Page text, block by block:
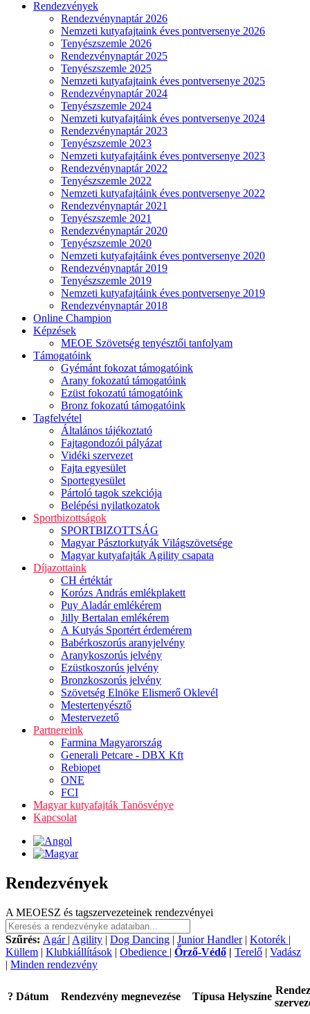
Rendezvények
Rendezvénynaptár 2026
Nemzeti kutyafajtaink éves pontversenye 2026
Tenyészszemle 2026
Rendezvénynaptár 2025
Tenyészszemle 2025
Nemzeti kutyafajtaink éves pontversenye 2025
Rendezvénynaptár 2024
Tenyészszemle 2024
Nemzeti kutyafajtáink éves pontversenye 2024
Rendezvénynaptár 2023
Tenyészszemle 2023
Nemzeti kutyafajtáink éves pontversenye 2023
Rendezvénynaptár 2022
Tenyészszemle 2022
Nemzeti kutyafajtáink éves pontversenye 2022
Rendezvénynaptár 2021
Tenyészszemle 2021
Rendezvénynaptár 2020
Tenyészszemle 2020
Nemzeti kutyafajtáink éves pontversenye 2020
Rendezvénynaptár 2019
Tenyészszemle 2019
Nemzeti kutyafajtáink éves pontversenye 2019
Rendezvénynaptár 2018
Online Champion
Képzések
MEOE Szövetség tenyésztői tanfolyam
Támogatóink
Gyémánt fokozat támogatóink
Arany fokozatú támogatóink
Ezüst fokozatú támogatóink
Bronz fokozatú támogatóink
Tagfelvétel
Általános tájékoztató
Fajtagondozói pályázat
Vidéki szervezet
Fajta egyesület
Sportegyesület
Pártoló tagok szekciója
Belépési nyilatkozatok
Sportbizottságok
SPORTBIZOTTSÁG
Magyar Pásztorkutyák Világszövetsége
Magyar kutyafajták Agility csapata
Díjazottaink
CH értéktár
Korózs András emlékplakett
Puy Aladár emlékérem
Jilly Bertalan emlékérem
A Kutyás Sportért érdemérem
Babérkoszorús aranyjelvény
Aranykoszorús jelvény
Ezüstkoszorús jelvény
Bronzkoszorús jelvény
Szövetség Elnöke Elismerő Oklevél
Mestertenyésztő
Mestervezető
Partnereink
Farmina Magyarország
Generali Petcare - DBX Kft
Rebiopet
ONE
FCI
Magyar kutyafajták Tanösvénye
Kapcsolat
Rendezvények
A MEOESZ és tagszervezeteinek rendezvényei
Szűrés: Agár | Agility | Dog Dancing | Junior Handler| Kotorék |
Küllem | Klubkiállítások | Obedience | Őrző-Védő | Terelő | Vadász
| Minden rendezvény
? Dátum Rendezvény megnevezése Típusa Helyszíne